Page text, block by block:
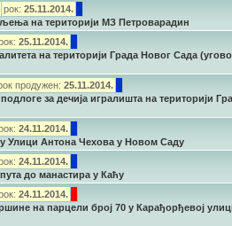
рок: 25.11.2014.
на територији МЗ Петроварадин
25.11.2014.
на територији Града Новог Сада
продужен: 25.11.2014.
за дечија игралишта на територији
24.11.2014.
Улици Антона Чехова у Новом Саду
24.11.2014.
до манастира у Каћу
24.11.2014.
на парцели број 70 у Карађорђевој